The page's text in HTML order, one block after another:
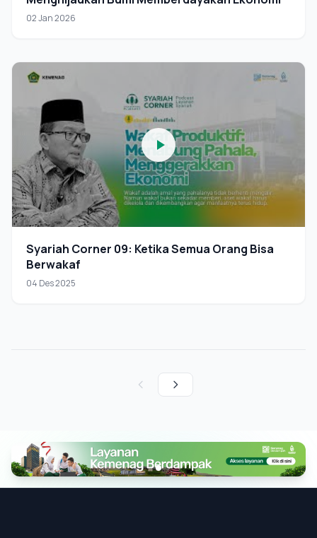
02 Jan 2026
Syariah Corner 09: Ketika Semua Orang Bisa
Berwakaf
04 Des 2025